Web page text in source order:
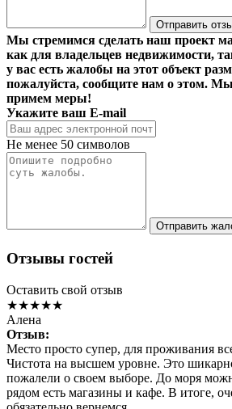
Отправить
Мы стремимся сделать наш проект
как для владельцев недвижимости,
у вас есть жалобы на этот объект
пожалуйста, сообщите нам о этом. Мы
примем меры!
Укажите ваш E-mail
Не менее 50 символов
Отправить
Отзывы гостей
Оставить свой отзыв
★★★★★
Алена
Отзыв:
Место просто супер, для проживания
Чистота на высшем уровне. Это
пожалели о своем выборе. До моря
рядом есть магазины и кафе. В итоге,